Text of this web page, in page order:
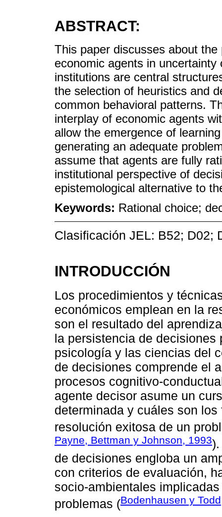
ABSTRACT:
This paper discusses about
economic agents in
institutions are central
the selection of heuristics and
common behavioral patterns.
interplay of economic agents
allow the emergence of
generating an adequate
assume that agents are fully
institutional perspective of
epistemological alternative to
Keywords: Rational choice;
Clasificación JEL: B52; D02;
INTRODUCCIÓN
Los procedimientos y
económicos emplean en la
son el resultado del
la persistencia de decisiones
psicología y las ciencias del
de decisiones comprende el
procesos cognitivo-
agente decisor asume un
determinada y cuáles son
resolución exitosa de un
Payne, Bettman y Johnson, 1993
de decisiones engloba un
con criterios de evaluación,
socio-ambientales
problemas (Bodenhausen y